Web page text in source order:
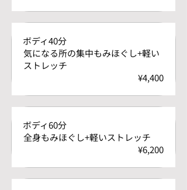
ボディ40分
気になる所の集中もみほぐし+軽い
ストレッチ
¥4,400
ボディ60分
全身もみほぐし+軽いストレッチ
¥6,200